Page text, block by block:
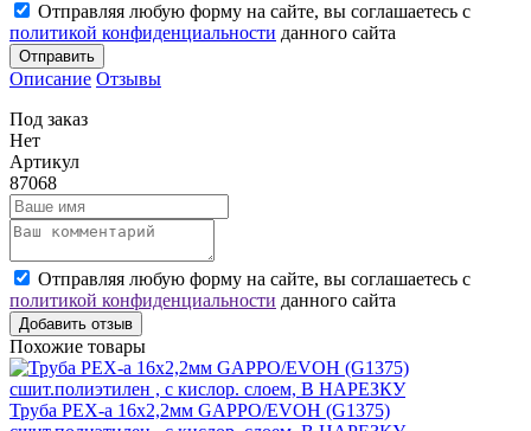
Отправляя любую форму на сайте, вы соглашаетесь с
политикой конфиденциальности данного сайта
Отправить
Описание Отзывы
Под заказ
Нет
Артикул
87068
Отправляя любую форму на сайте, вы соглашаетесь с
политикой конфиденциальности данного сайта
Добавить отзыв
Похожие товары
Труба PEX-a 16х2,2мм GAPPO/EVOH (G1375)